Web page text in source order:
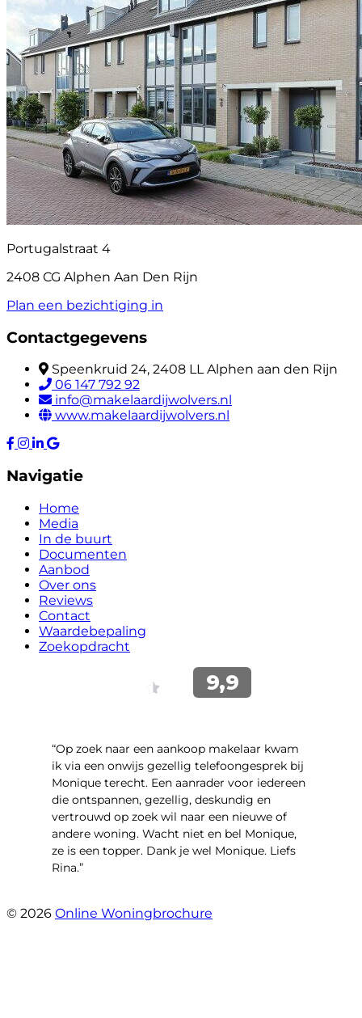
Portugalstraat 4
2408 CG Alphen Aan Den Rijn
Plan een bezichtiging in
Contactgegevens
Speenkruid 24, 2408 LL Alphen aan den Rijn
06 147 792 92
info@makelaardijwolvers.nl
www.makelaardijwolvers.nl
Navigatie
Home
Media
In de buurt
Documenten
Aanbod
Over ons
Reviews
Contact
Waardebepaling
Zoekopdracht
“Op zoek naar een aankoop makelaar kwam
ik via een onwijs gezellig telefoongesprek bij
Monique terecht. Een aanrader voor iedereen
die ontspannen, gezellig, deskundig en
vertrouwd op zoek wil naar een nieuwe of
andere woning. Wacht niet en bel Monique,
ze is een topper. Dank je wel Monique. Liefs
Rina.”
© 2026 Online Woningbrochure